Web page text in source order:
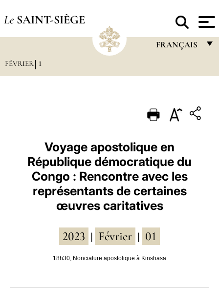
Le SAINT-SIÈGE
FRANÇAIS
PORTUGUÊS
DEUTSCH
POLSKI
العربيّة
FÉVRIER 1
Voyage apostolique en
République démocratique du
Congo : Rencontre avec les
représentants de certaines
œuvres caritatives
2023 Février 01
18h30, Nonciature apostolique à Kinshasa